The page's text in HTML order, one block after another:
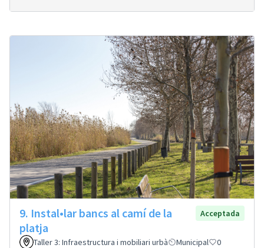
9. Instal•lar bancs al camí de la
platja
Acceptada
Taller 3: Infraestructura i mobiliari urbà Municipal 0